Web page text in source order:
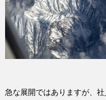
急な展開ではありますが、